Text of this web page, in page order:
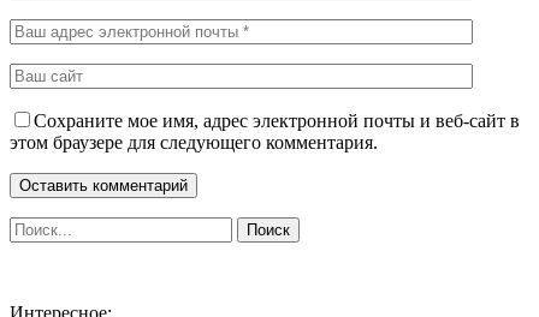
Сохраните мое имя, адрес электронной почты и веб-сайт в
этом браузере для следующего комментария.
Интересное: